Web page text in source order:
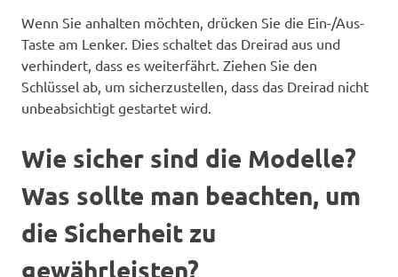
Wenn Sie anhalten möchten, drücken Sie die Ein-/Aus-
Taste am Lenker. Dies schaltet das Dreirad aus und
verhindert, dass es weiterfährt. Ziehen Sie den
Schlüssel ab, um sicherzustellen, dass das Dreirad nicht
unbeabsichtigt gestartet wird.
Wie sicher sind die Modelle?
Was sollte man beachten, um
die Sicherheit zu
gewährleisten?